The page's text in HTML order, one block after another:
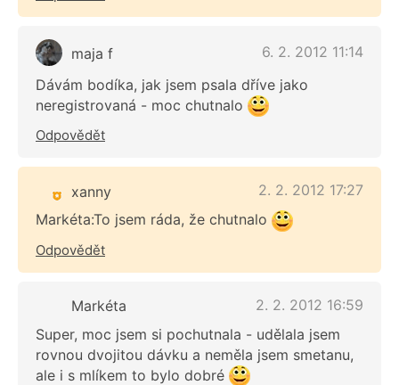
maja f
6. 2. 2012 11:14
Dávám bodíka, jak jsem psala dříve jako
neregistrovaná - moc chutnalo
Odpovědět
xanny
2. 2. 2012 17:27
Markéta:To jsem ráda, že chutnalo
Odpovědět
Markéta
2. 2. 2012 16:59
Super, moc jsem si pochutnala - udělala jsem
rovnou dvojitou dávku a neměla jsem smetanu,
ale i s mlíkem to bylo dobré